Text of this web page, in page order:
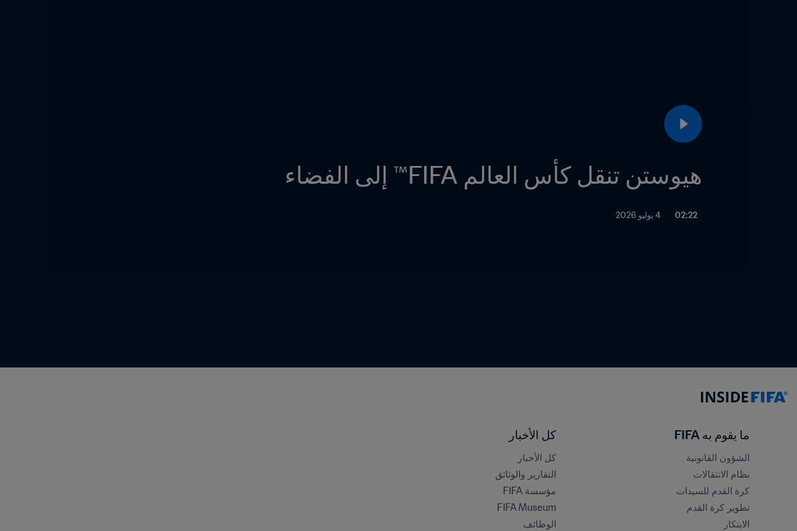
هيوستن تنقل كأس العالم FIFA™ إلى الفضاء
02:22 4 يوليو 2026
ما يقوم به FIFA
الشؤون القانونية
نظام الانتقالات
كرة القدم للسيدات
تطوير كرة القدم
الابتكار
كل الأخبار
كل الأخبار
التقارير والوثائق
مؤسسة FIFA
FIFA Museum
الوظائف